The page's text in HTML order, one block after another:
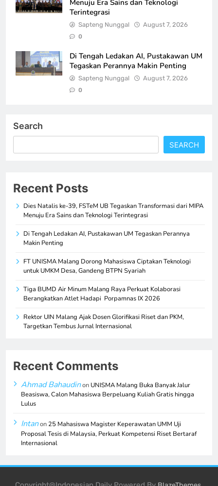
Menuju Era Sains dan Teknologi
Terintegrasi
Sapteng Nunggal August 7, 2026
0
Di Tengah Ledakan AI, Pustakawan UM
Tegaskan Perannya Makin Penting
Sapteng Nunggal August 7, 2026
0
Search
SEARCH
Recent Posts
Dies Natalis ke-39, FSTeM UB Tegaskan Transformasi dari MIPA
Menuju Era Sains dan Teknologi Terintegrasi
Di Tengah Ledakan AI, Pustakawan UM Tegaskan Perannya
Makin Penting
FT UNISMA Malang Dorong Mahasiswa Ciptakan Teknologi
untuk UMKM Desa, Gandeng BTPN Syariah
Tiga BUMD Air Minum Malang Raya Perkuat Kolaborasi
Berangkatkan Atlet Hadapi Porpamnas IX 2026
Rektor UIN Malang Ajak Dosen Glorifikasi Riset dan PKM,
Targetkan Tembus Jurnal Internasional
Recent Comments
Ahmad Bahaudinon UNISMA Malang Buka Banyak Jalur
Beasiswa, Calon Mahasiswa Berpeluang Kuliah Gratis hingga
Lulus
Intanon 25 Mahasiswa Magister Keperawatan UMM Uji
Proposal Tesis di Malaysia, Perkuat Kompetensi Riset Bertaraf
Internasional